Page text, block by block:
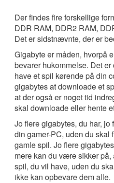
Der findes fire forskellige
DDR RAM, DDR2 RAM,
Det er sidstnævnte, der er
Gigabyte er måden, hvorpå
bevarer hukommelse. Det er
have et spil kørende på din
gigabytes at downloade et
at der også er noget tid
skal downloade eller hente
Jo flere gigabytes, du har,
din gamer-PC, uden du skal
gamle spil. Jo flere
mere kan du være sikker
spil, du vil have, uden du
ikke kan opbevare dem alle.